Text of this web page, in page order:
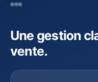
Une gestion
vente.